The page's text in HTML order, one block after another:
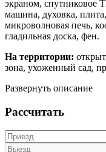
экраном, спутниковое
машина, духовка,
микроволновая печь,
гладильная доска, фен.
На территории:
зона, ухоженный сад,
Развернуть описание
Рассчитать